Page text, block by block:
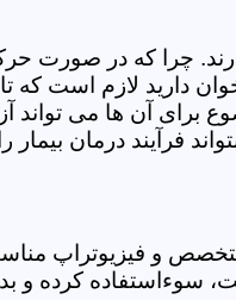
چرا که در صورت
لازم است که تا
آن ها می تواند
فرآیند درمان بیمار
و فیزیوتراپ
سوءاستفاده کرده و